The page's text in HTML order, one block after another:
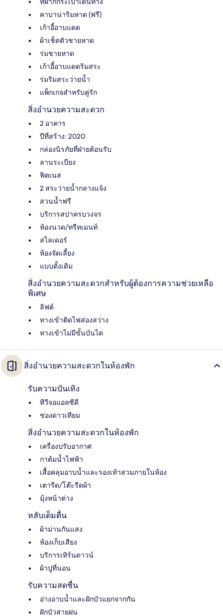
คาบาน่าริมหาด (ฟรี)
เก้าอี้อาบแดด
ผ้าเช็ดตัวชายหาด
ร่มชายหาด
เก้าอี้อาบแดดริมสระ
ร่มริมสระว่ายน้ำ
แพ็กเกจสำหรับคู่รัก
สิ่งอำนวยความสะดวก
2 อาคาร
ปีที่สร้าง: 2020
กล่องนิรภัยที่ฝ่ายต้อนรับ
ลานระเบียง
ฟิตเนส
2 สระว่ายน้ำกลางแจ้ง
สวนน้ำฟรี
บริการสปาครบวงจร
ห้องนวด/ทรีทเมนท์
สไลเดอร์
ห้องจัดเลี้ยง
แบบดั้งเดิม
สิ่งอำนวยความสะดวกสำหรับผู้ต้องการความช่วยเหลือ
พิเศษ
ลิฟต์
ทางเข้าติดไฟส่องสว่าง
ทางเข้าไม่มีขั้นบันได
สิ่งอำนวยความสะดวกในห้องพัก
รับความบันเทิง
ทีวีจอแอลซีดี
ช่องดาวเทียม
สิ่งอำนวยความสะดวกในห้องพัก
เครื่องปรับอากาศ
กาต้มน้ำไฟฟ้า
เสื้อคลุมอาบน้ำและรองเท้าสวมภายในห้อง
เตารีด/โต๊ะรีดผ้า
มุ้งหน้าต่าง
หลับเต็มตื่น
ผ้าม่านกันแสง
ห้องเก็บเสียง
บริการเทิร์นดาวน์
ผ้าปูที่นอน
รับความสดชื่น
อ่างอาบน้ำและฝักบัวแยกจากกัน
ฝักบัวสายฝน